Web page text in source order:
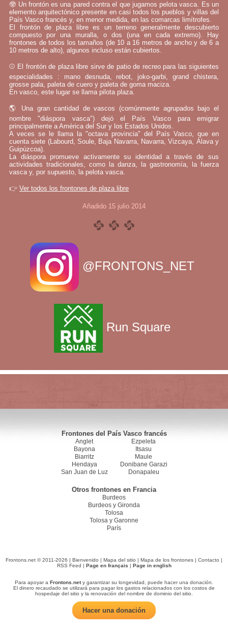
🤓 Un frontón es una pared contra el que jugamos pelota vasca. Es un
elemento arquitectónico presente en casi todos los pueblos y villas del
País Vasco francés y, en menor medida, en las comarcas limítrofes.
El frontón de plaza libre es un terreno generalmente descubierto
compuesto por una muralla, o dos (una en cada extremo). Hay
frontones de todos los tamaños (de 10 a 16 metros de ancho y de 6 a
10 metros de alto), algunos incluso están cubiertos.
⚾ El frontón de plaza libre sirve de patio de recreo para las siguientes
especialidades : mano desnuda, rebot, joko-garbi, grand chistera,
grosse pala, paleta de cuero y paleta de goma maciza.
En vasco, este lugar se llama pilota plaza.
🌎 Una gran cantidad de vascos (comúnmente agrupados bajo el
nombre "diáspora vasca") dejó el País Vasco para emigrar
principalmente a América del Sur y los Estados Unidos.
A veces se le llama la "octava provincia" del País Vasco, que en
cuenta siete (Labourd, Soule, Baja Navarra, Navarra, Vizcaya, Álava y
Guipúzcoa).
La diáspora promueve activamente su identidad a través de sus
actividades tradicionales, como la danza, la gastronomía, la fuerza
vasca y, por supuesto, la pelota vasca.
👉 Ver todos los frontones de plaza libre
Añadido 15 julio 2014
@FRONTONS_NET
Run Square
Frontones del País Vasco francés
Anglet
Bayona
Biarritz
Hendaya
San Juan de Luz
Ezpeleta
Itsasu
Maule
Donibane Garazi
Donapaleu
Otros frontones en Francia
Burdeos
Burdeos y Gironda
Tolosa
Tolosa y Garonne
París
Frontons.net © 2011-2026 | Bienvenido | Mapa del sitio | Mapa de los frontones | Contacto |
RSS Feed | Page en français | Page in english
Para apoyar a Frontons.nety garantizar su longevidad, puede hacer una donación.
El dinero recaudado se utilizará para pagar los gastos relacionados con los costos de
hospedaje del sitio y la renovación del nombre de dominio del sitio.
Hacer una donación